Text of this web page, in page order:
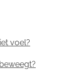
voel?